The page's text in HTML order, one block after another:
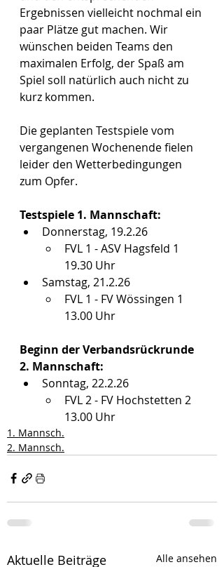
Ergebnissen vielleicht nochmal ein
paar Plätze gut machen. Wir
wünschen beiden Teams den
maximalen Erfolg, der Spaß am
Spiel soll natürlich auch nicht zu
kurz kommen.
Die geplanten Testspiele vom
vergangenen Wochenende fielen
leider den Wetterbedingungen
zum Opfer.
Testspiele 1. Mannschaft:
Donnerstag, 19.2.26
FVL 1 - ASV Hagsfeld 1
19.30 Uhr
Samstag, 21.2.26
FVL 1 - FV Wössingen 1
13.00 Uhr
Beginn der Verbandsrückrunde
2. Mannschaft:
Sonntag, 22.2.26
FVL 2 - FV Hochstetten 2
13.00 Uhr
1. Mannsch.
2. Mannsch.
Aktuelle Beiträge Alle ansehen